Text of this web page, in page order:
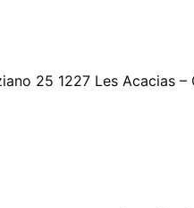
25 1227 Les Acacias